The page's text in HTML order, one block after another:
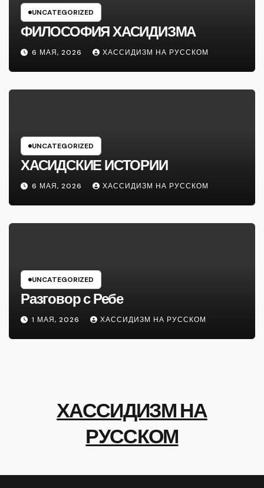
UNCATEGORIZED
ФИЛОСОФИЯ ХАСИДИЗМА
6 МАЯ, 2026 ХАССИДИЗМ НА РУССКОМ
UNCATEGORIZED
ХАСИДСКИЕ ИСТОРИИ
6 МАЯ, 2026 ХАССИДИЗМ НА РУССКОМ
UNCATEGORIZED
Разговор с Ребе
1 МАЯ, 2026 ХАССИДИЗМ НА РУССКОМ
ХАССИДИЗМ НА
РУССКОМ